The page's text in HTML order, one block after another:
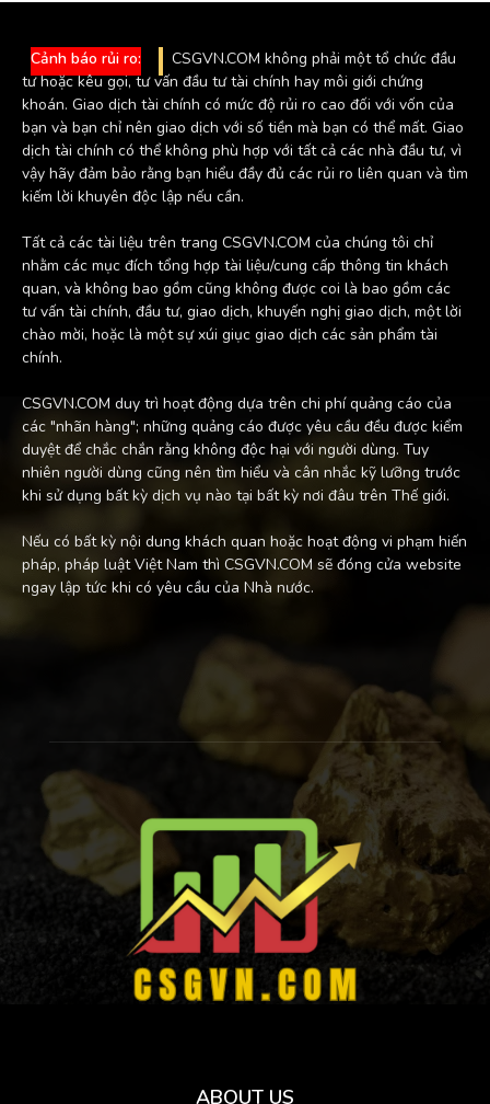
Cảnh báo rủi ro:
CSGVN.COM không phải một tổ chức đầu
tư hoặc kêu gọi, tư vấn đầu tư tài chính hay môi giới chứng
khoán. Giao dịch tài chính có mức độ rủi ro cao đối với vốn của
bạn và bạn chỉ nên giao dịch với số tiền mà bạn có thể mất. Giao
dịch tài chính có thể không phù hợp với tất cả các nhà đầu tư, vì
vậy hãy đảm bảo rằng bạn hiểu đầy đủ các rủi ro liên quan và tìm
kiếm lời khuyên độc lập nếu cần.
Tất cả các tài liệu trên trang CSGVN.COM của chúng tôi chỉ
nhằm các mục đích tổng hợp tài liệu/cung cấp thông tin khách
quan, và không bao gồm cũng không được coi là bao gồm các
tư vấn tài chính, đầu tư, giao dịch, khuyến nghị giao dịch, một lời
chào mời, hoặc là một sự xúi giục giao dịch các sản phẩm tài
chính.
CSGVN.COM duy trì hoạt động dựa trên chi phí quảng cáo của
các "nhãn hàng"; những quảng cáo được yêu cầu đều được kiểm
duyệt để chắc chắn rằng không độc hại với người dùng. Tuy
nhiên người dùng cũng nên tìm hiểu và cân nhắc kỹ lưỡng trước
khi sử dụng bất kỳ dịch vụ nào tại bất kỳ nơi đâu trên Thế giới.
Nếu có bất kỳ nội dung khách quan hoặc hoạt động vi phạm hiến
pháp, pháp luật Việt Nam thì CSGVN.COM sẽ đóng cửa website
ngay lập tức khi có yêu cầu của Nhà nước.
ABOUT US